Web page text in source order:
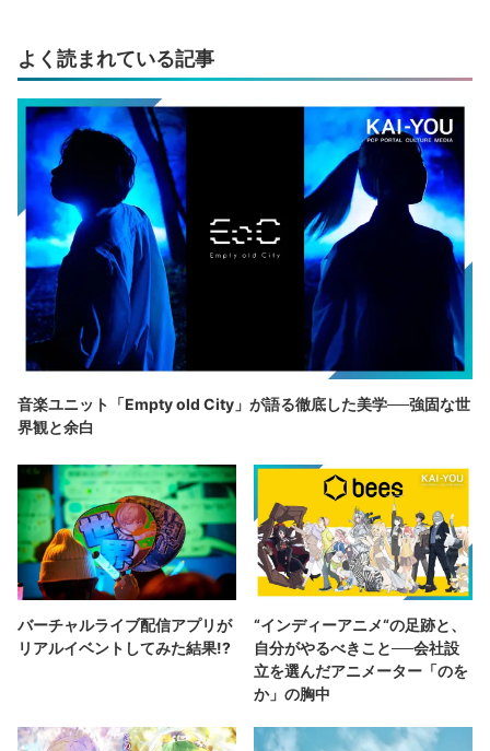
よく読まれている記事
音楽ユニット「Empty old City」が語る徹底した美学──強固な世
界観と余白
バーチャルライブ配信アプリが
リアルイベントしてみた結果!?
“インディーアニメ“の足跡と、
自分がやるべきこと──会社設
立を選んだアニメーター「のを
か」の胸中